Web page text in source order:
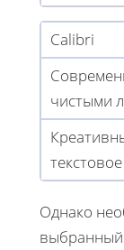
Calibri
чистыми
Однако